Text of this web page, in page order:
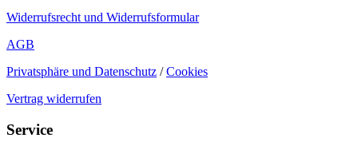
Widerrufsrecht und Widerrufsformular
AGB
Privatsphäre und Datenschutz /Cookies
Vertrag widerrufen
Service